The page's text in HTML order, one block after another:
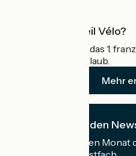
Was ist Accueil Vélo?
Accueil Vélo ist das 1.
Radfahrer im Urlaub.
Mehr
Ich abonniere den
Erhalten Sie jeden